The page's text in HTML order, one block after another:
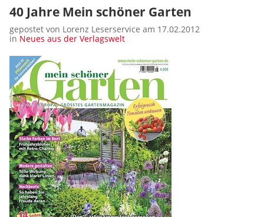
40 Jahre Mein schöner Garten
gepostet von Lorenz Leserservice am 17.02.2012
in Neues aus der Verlagswelt